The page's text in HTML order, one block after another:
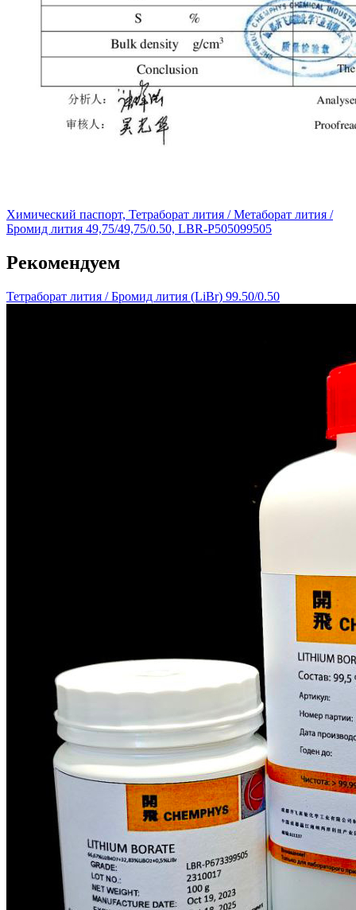
Химический паспорт, Тетраборат лития / Метаборат лития /
Бромид лития 49,75/49,75/0.50, LBR-P505099505
Рекомендуем
Тетраборат лития / Бромид лития (LiBr) 99.50/0.50